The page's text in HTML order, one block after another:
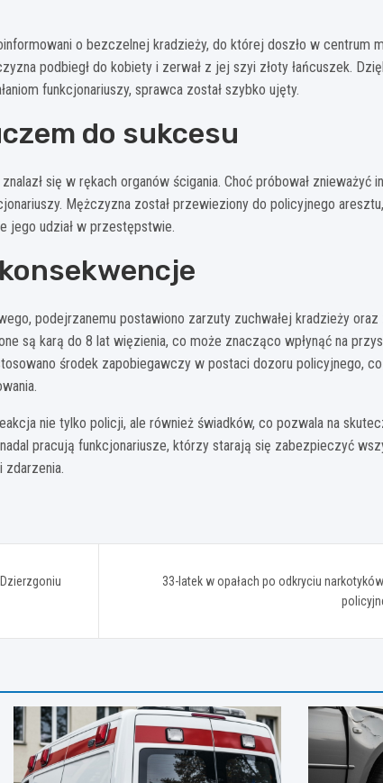
o bezczelnej kradzieży, do której doszło w centrum
podbiegł do kobiety i zerwał z jej szyi złoty łańcuszek.
funkcjonariuszy, sprawca został szybko ujęty.
do sukcesu
się w rękach organów ścigania. Choć próbował znieważyć
Mężczyzna został przewieziony do policyjnego
jego udział w przestępstwie.
podejrzanemu postawiono zarzuty zuchwałej kradzieży oraz
są karą do 8 lat więzienia, co może znacząco wpłynąć na
środek zapobiegawczy w postaci dozoru policyjnego, co
nie tylko policji, ale również świadków, co pozwala na
pracują funkcjonariusze, którzy starają się zabezpieczyć
33-latek w opałach po odkryciu